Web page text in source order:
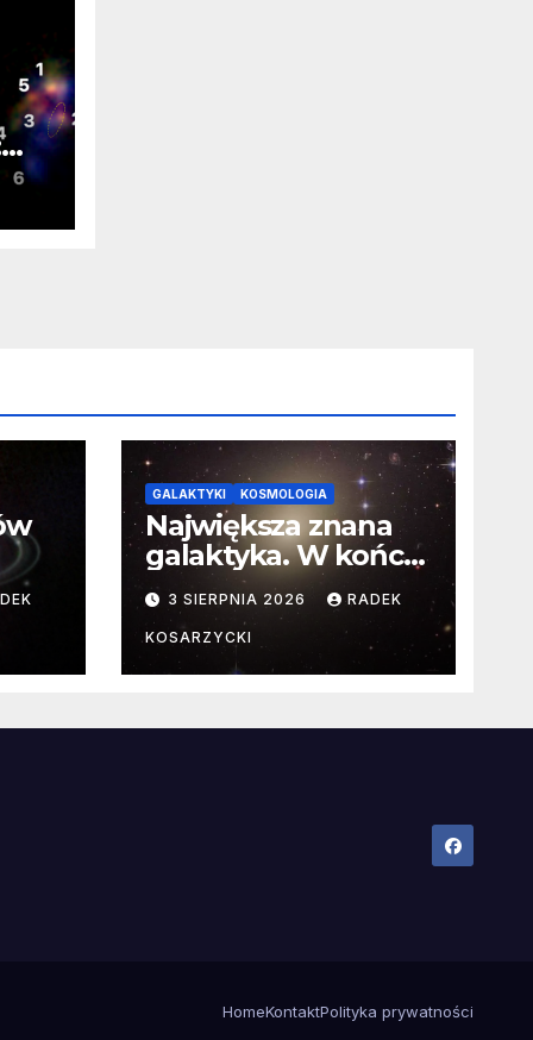
GALAKTYKI KOSMOLOGIA
Największa znana
galaktyka. W końcu
poznaliśmy jej
faktyczne wymiary
3 SIERPNIA 2026 RADEK
KOSARZYCKI
HomeKontaktPolityka prywatności